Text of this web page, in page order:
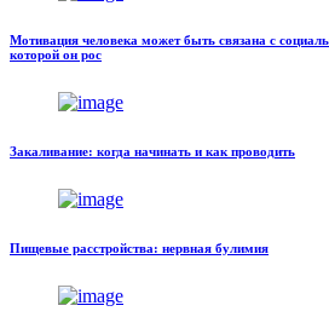
Мотивация человека может быть связана с
которой он рос
Закаливание: когда начинать и как проводить
Пищевые расстройства: нервная булимия